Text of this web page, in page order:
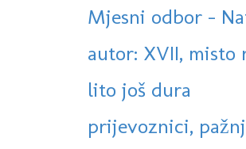
Mjesni odbor -
autor: XVII, misto
lito još dura
prijevoznici,